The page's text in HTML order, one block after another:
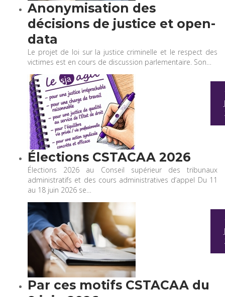
Anonymisation des
décisions de justice et open-
data
Le projet de loi sur la justice criminelle et le respect des
victimes est en cours de discussion parlementaire. Son…
Élections CSTACAA 2026
Élections 2026 au Conseil supérieur des tribunaux
administratifs et des cours administratives d’appel Du 11
au 18 juin 2026 se…
Par ces motifs CSTACAA du